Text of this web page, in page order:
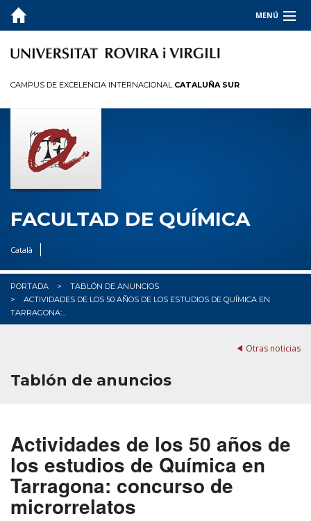
MENÚ
LA FACULTAD
CALIDAD
INFORMACIÓN PARA
I+D+I
CAMPUS DE EXCELENCIA INTERNACIONAL CATALUÑA SUR
FACULTAD DE QUÍMICA
Català
PORTADA
TABLÓN DE ANUNCIOS
ACTIVIDADES DE LOS 50 AÑOS DE LOS ESTUDIOS DE QUÍMICA EN
TARRAGONA:...
Otras noticias
Tablón de anuncios
Actividades de los 50 años de
los estudios de Química en
Tarragona: concurso de
microrrelatos